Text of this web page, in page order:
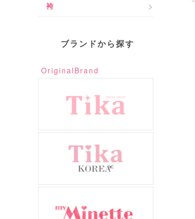
袴
ブランドから探す
OriginalBrand